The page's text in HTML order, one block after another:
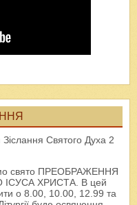
Зіслання Святого Духа 2
свято ПРЕОБРАЖЕННЯ
ХРИСТА. В цей
о 8.00, 10.00, 12.99 та